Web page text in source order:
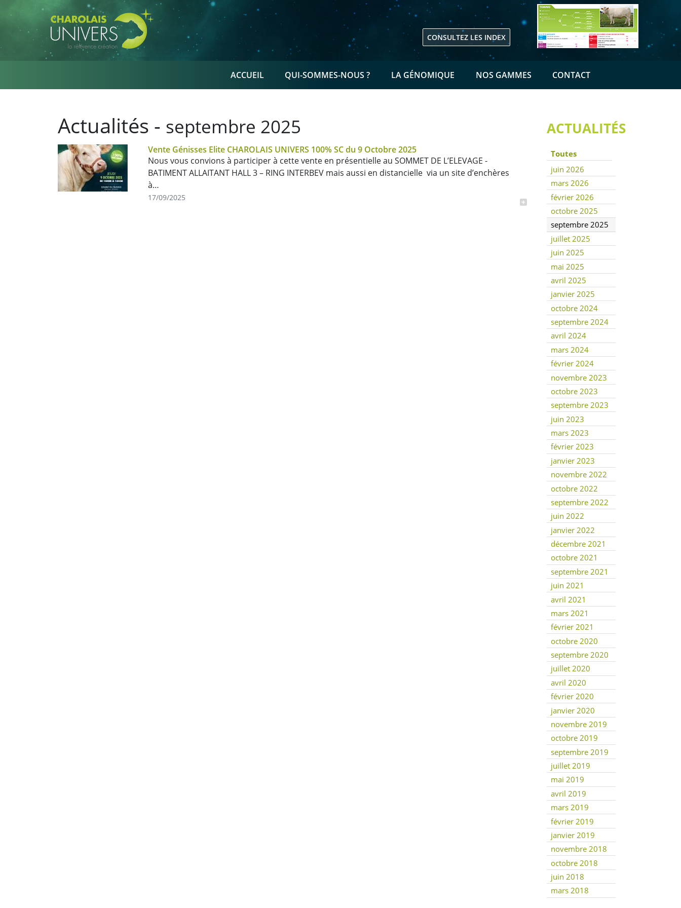
Aller au contenu principal
CONSULTEZ LES INDEX
NAVIGATION PRINCIPALE
ACCUEIL QUI-SOMMES-NOUS ? LA GÉNOMIQUE NOS GAMMES CONTACT
Actualités - septembre 2025
Vente Génisses Elite CHAROLAIS UNIVERS 100% SC du 9 Octobre 2025
Nous vous convions à participer à cette vente en présentielle au SOMMET DE L’ELEVAGE -
BATIMENT ALLAITANT HALL 3 – RING INTERBEV mais aussi en distancielle via un site d’enchères
à…
17/09/2025
ACTUALITÉS
Toutes
juin 2026
mars 2026
février 2026
octobre 2025
septembre 2025
juillet 2025
juin 2025
mai 2025
avril 2025
janvier 2025
octobre 2024
septembre 2024
avril 2024
mars 2024
février 2024
novembre 2023
octobre 2023
septembre 2023
juin 2023
mars 2023
février 2023
janvier 2023
novembre 2022
octobre 2022
septembre 2022
juin 2022
janvier 2022
décembre 2021
octobre 2021
septembre 2021
juin 2021
avril 2021
mars 2021
février 2021
octobre 2020
septembre 2020
juillet 2020
avril 2020
février 2020
janvier 2020
novembre 2019
octobre 2019
septembre 2019
juillet 2019
mai 2019
avril 2019
mars 2019
février 2019
janvier 2019
novembre 2018
octobre 2018
juin 2018
mars 2018